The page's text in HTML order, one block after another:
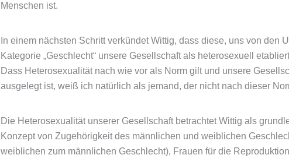
Menschen ist.
In einem nächsten Schritt verkündet Wittig, dass diese, uns von den
Kategorie „Geschlecht“ unsere Gesellschaft als heterosexuell
Dass Heterosexualität nach wie vor als Norm gilt und unsere
ausgelegt ist, weiß ich natürlich als jemand, der nicht nach dieser
Die Heterosexualität unserer Gesellschaft betrachtet Wittig als
Konzept von Zugehörigkeit des männlichen und weiblichen
weiblichen zum männlichen Geschlecht), Frauen für die